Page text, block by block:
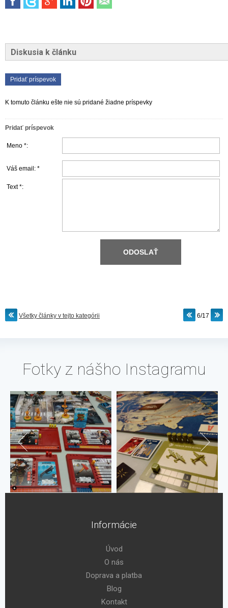
Diskusia k článku
Pridať príspevok
K tomuto článku ešte nie sú pridané žiadne príspevky
Pridať príspevok
Meno *:
Váš email: *
Text *:
Všetky články v tejto kategórii 6/17
Fotky z nášho Instagramu
Informácie
Úvod
O nás
Doprava a platba
Blog
Kontakt